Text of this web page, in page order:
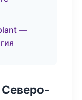
—
Северо-